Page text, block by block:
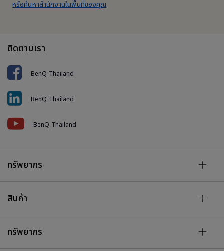
หรือค้นหาสำนักงานในพื้นที่ของคุณ
ติดตามเรา
BenQ Thailand
BenQ Thailand
BenQ Thailand
ทรัพยากร
สินค้า
ทรัพยากร